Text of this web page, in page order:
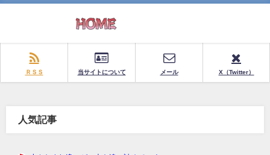
ＲＳＳ 当サイトについて メール X（Twitter）
人気記事